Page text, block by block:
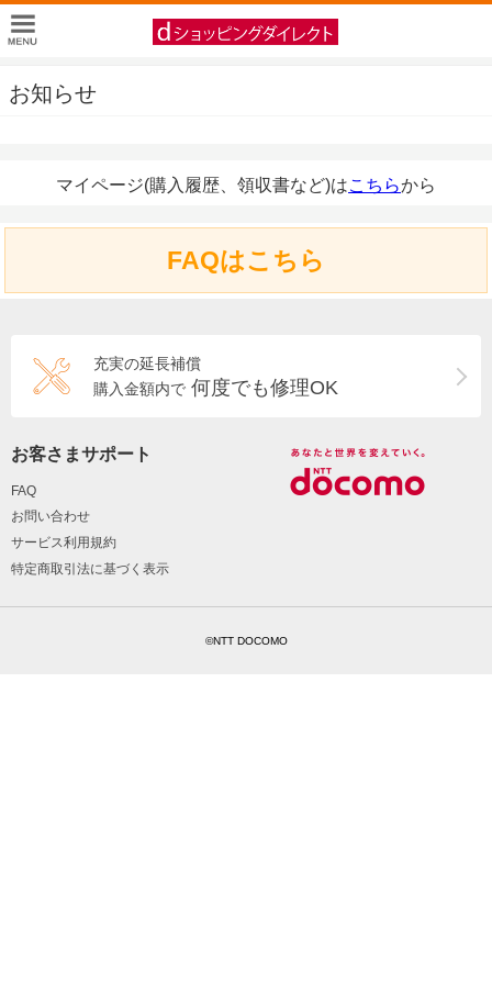
お知らせ
マイページ(購入履歴、領収書など)はこちらから
FAQはこちら
充実の延長補償
購入金額内で 何度でも修理OK
お客さまサポート
FAQ
お問い合わせ
サービス利用規約
特定商取引法に基づく表示
©NTT DOCOMO